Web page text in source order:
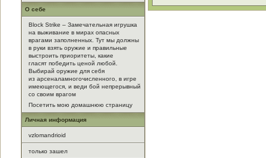
О себе
Block Strike – Замечательная игрушка
на выживание в мирах опасных
врагами заполненных. Тут мы должны
в руки взять оружие и правильные
выстроить приоритеты, какие
гласят победить ценой любой.
Выбирай оружие для себя
из арсеналамногочисленного, в игре
имеющегося, и веди бой непрерывный
со своим врагом
Посетить мою домашнюю страницу
Личная информация
vzlomandrioid
только зашел